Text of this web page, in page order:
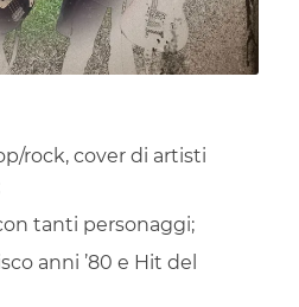
rock, cover di artisti
tanti personaggi;
anni ’80 e Hit del